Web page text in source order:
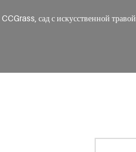
CCGrass, сад с искусственной травой